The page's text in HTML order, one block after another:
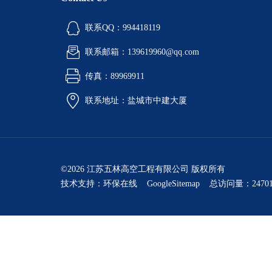
联系QQ：994418119
联系邮箱：139619960@qq.com
传真：89969911
联系地址：盐城市中建大厦
©2026 江苏五林高空工程有限公司 版权所有
技术支持： 环保在线 GoogleSitemap 总访问量：